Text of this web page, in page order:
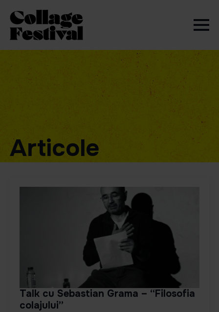
Articole
Talk cu Sebastian Grama – “Filosofia
colajului”